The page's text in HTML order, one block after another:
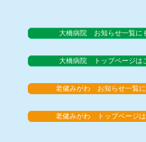
大橋病院 お知らせ一覧に
大橋病院 トップページは
老健みがわ お知らせ一覧に
老健みがわ トップページは